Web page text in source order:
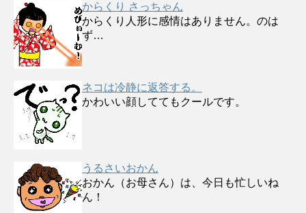
からくり さっちゃん
からくり人形に感情はありません。のは
ず…
ネコは冷静に返答する。
かわいい顔しててもクールです。
うるさいおかん
おかん（お母さん）は、今日も忙しいね
ん！